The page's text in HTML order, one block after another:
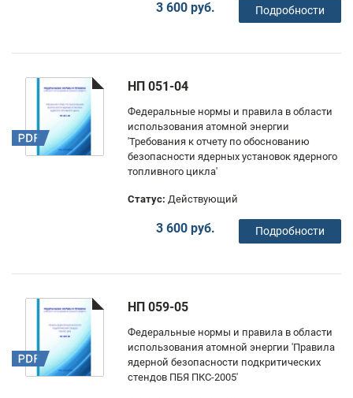
3 600 руб. Подробности
НП 051-04
Федеральные нормы и правила в области
использования атомной энергии
'Требования к отчету по обоснованию
безопасности ядерных установок ядерного
топливного цикла'
Статус: Действующий
3 600 руб. Подробности
НП 059-05
Федеральные нормы и правила в области
использования атомной энергии 'Правила
ядерной безопасности подкритических
стендов ПБЯ ПКС-2005'